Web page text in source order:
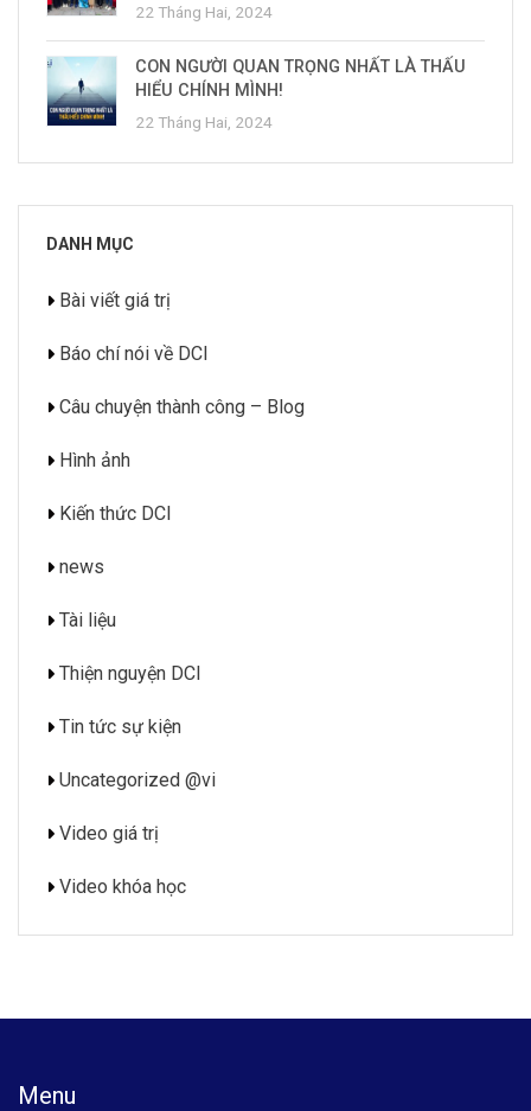
22 Tháng Hai, 2024
CON NGƯỜI QUAN TRỌNG NHẤT LÀ THẤU
HIỂU CHÍNH MÌNH!
22 Tháng Hai, 2024
DANH MỤC
Bài viết giá trị
Báo chí nói về DCI
Câu chuyện thành công – Blog
Hình ảnh
Kiến thức DCI
news
Tài liệu
Thiện nguyện DCI
Tin tức sự kiện
Uncategorized @vi
Video giá trị
Video khóa học
Menu